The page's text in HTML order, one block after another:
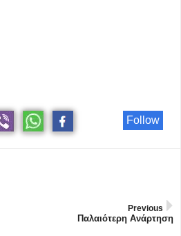
Follow
Previous
Παλαιότερη Ανάρτηση